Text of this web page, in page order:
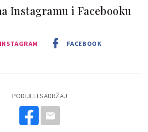
Instagramu i Facebooku
INSTAGRAM FACEBOOK
PODIJELI SADRŽAJ